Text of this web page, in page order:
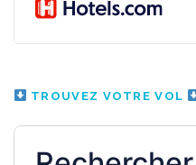
TROUVEZ VOTRE VOL